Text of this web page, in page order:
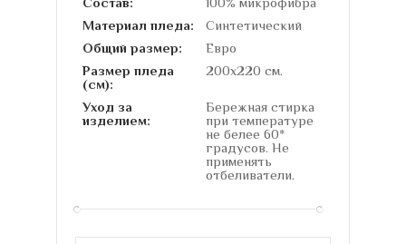
Материал пледа:
Синтетический
Общий размер:
Евро
Размер пледа
(см):
200х220 см.
Уход за
изделием:
Бережная стирка
при температуре
не белее 60*
градусов. Не
применять
отбеливатели.